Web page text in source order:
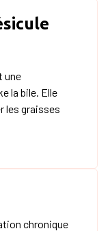
une
la bile. Elle
les graisses
chronique